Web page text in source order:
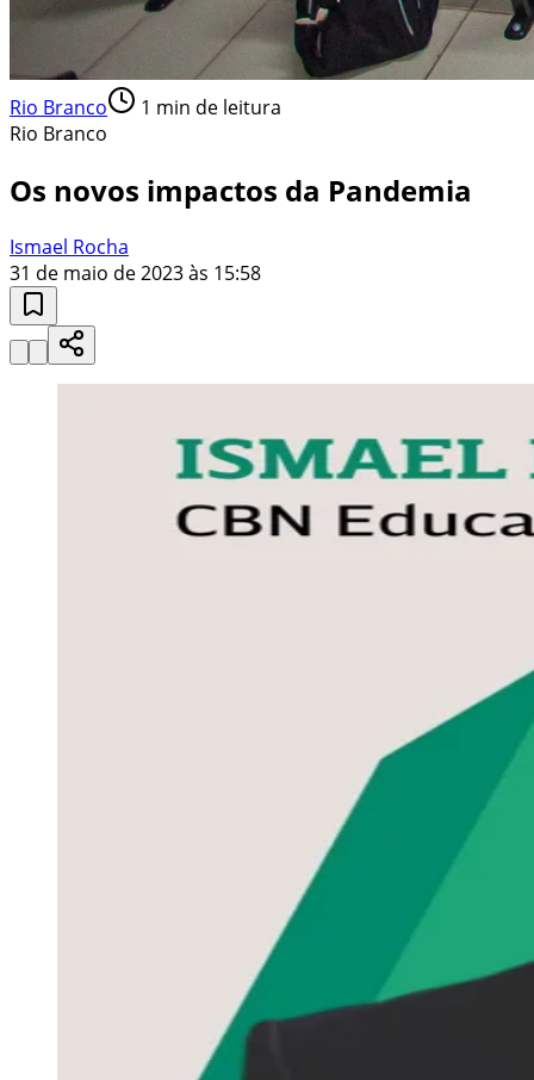
Rio Branco 1 min de leitura
Rio Branco
Os novos impactos da Pandemia
Ismael Rocha
31 de maio de 2023 às 15:58